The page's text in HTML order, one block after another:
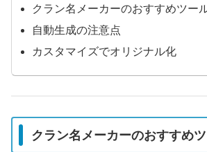
クラン名メーカーのおすすめツー
自動生成の注意点
カスタマイズでオリジナル化
クラン名メーカーのおすすめ